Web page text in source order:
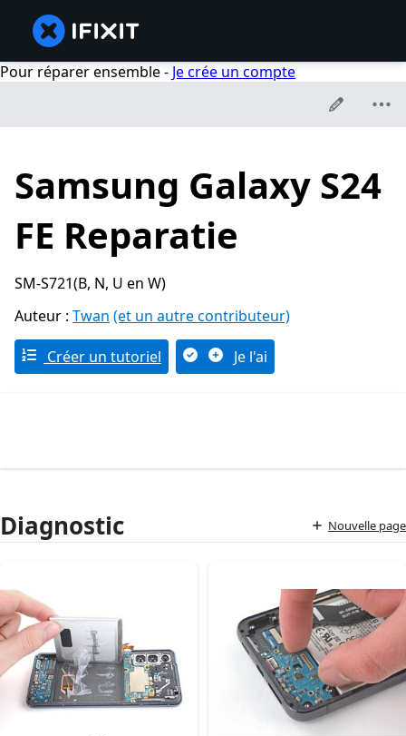
Pour réparer ensemble - Je crée un compte
Samsung Galaxy S24
FE Reparatie
SM-S721(B, N, U en W)
Auteur : Twan (et un autre contributeur)
Créer un tutoriel Je l'ai
Diagnostic Nouvelle page